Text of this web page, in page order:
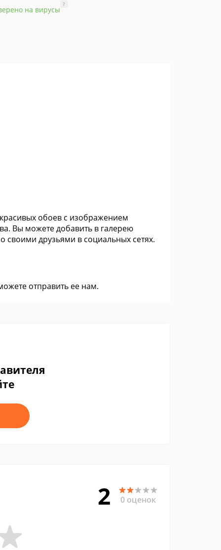
на вирусы
?
обоев с изображением
Вы можете добавить в галерею
друзьями в социальных сетях.
отправить ее нам.
2 0 оценок